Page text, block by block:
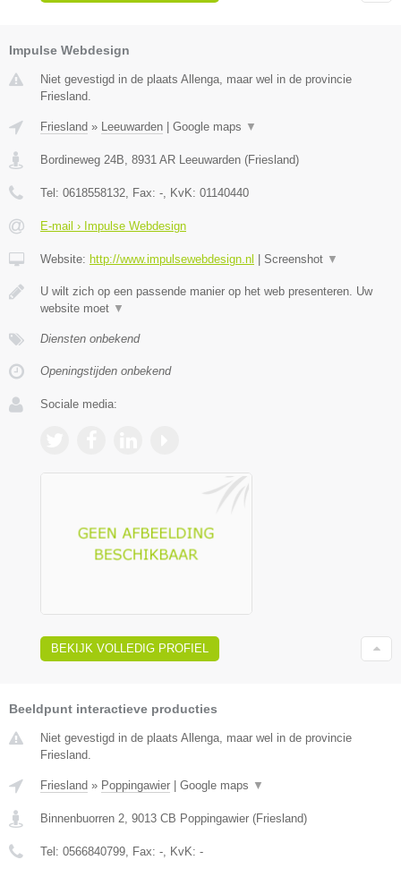
Impulse Webdesign
Niet gevestigd in de plaats Allenga, maar wel in de provincie
Friesland.
Friesland » Leeuwarden Google maps ▼
Bordineweg 24B, 8931 AR Leeuwarden (Friesland)
Tel: 0618558132, Fax: -, KvK: 01140440
E-mail › Impulse Webdesign
Website: http://www.impulsewebdesign.nl Screenshot ▼
U wilt zich op een passende manier op het web presenteren. Uw
website moet ▼
Diensten onbekend
Openingstijden onbekend
Sociale media:
BEKIJK VOLLEDIG PROFIEL
Beeldpunt interactieve producties
Niet gevestigd in de plaats Allenga, maar wel in de provincie
Friesland.
Friesland » Poppingawier Google maps ▼
Binnenbuorren 2, 9013 CB Poppingawier (Friesland)
Tel: 0566840799, Fax: -, KvK: -